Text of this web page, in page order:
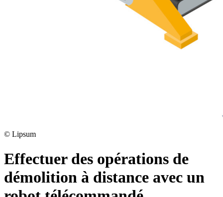
© Lipsum
Effectuer des opérations de
démolition à distance avec un